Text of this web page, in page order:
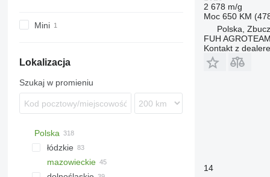
Mini
Lokalizacja
Szukaj w promieniu
Polska
łódzkie
Łódź
mazowieckie
2 678 m/g
Moc 650 KM
Polska,
FUH
Kontakt z
14